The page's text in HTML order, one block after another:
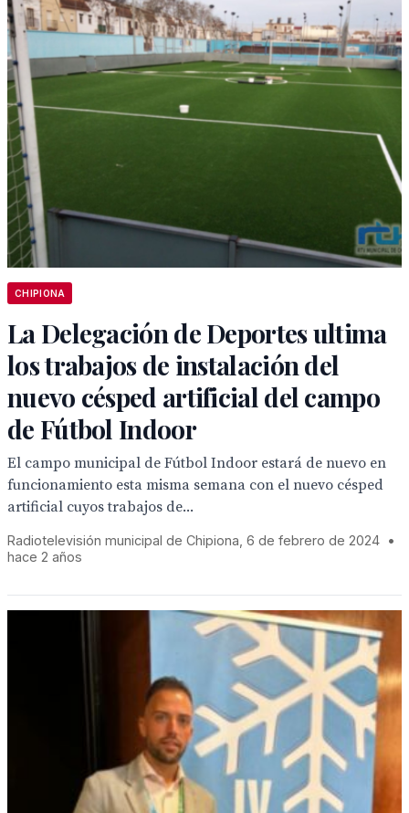
CHIPIONA
La Delegación de Deportes ultima
los trabajos de instalación del
nuevo césped artificial del campo
de Fútbol Indoor
El campo municipal de Fútbol Indoor estará de nuevo en
funcionamiento esta misma semana con el nuevo césped
artificial cuyos trabajos de...
Radiotelevisión municipal de Chipiona, 6 de febrero de 2024 •
hace 2 años